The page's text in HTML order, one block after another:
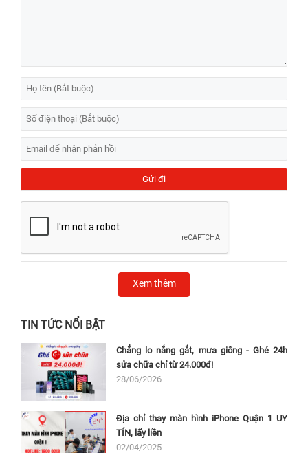
Xem thêm
TIN TỨC NỔI BẬT
Chẳng lo nắng gắt, mưa giông - Ghé 24h
sửa chữa chỉ từ 24.000đ!
28/06/2026
Địa chỉ thay màn hình iPhone Quận 1 UY
TÍN, lấy liền
02/04/2025